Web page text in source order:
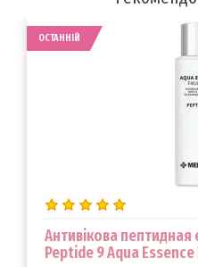
ОСТАННІЙ
Антивікова пептидная
Peptide 9 Aqua